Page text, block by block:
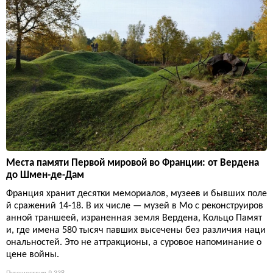
Места памяти Первой мировой во Франции: от Вердена
до Шмен-де-Дам
Франция хранит десятки мемориалов, музеев и бывших поле
й сражений 14-18. В их числе — музей в Мо с реконструиров
анной траншеей, израненная земля Вердена, Кольцо Памят
и, где имена 580 тысяч павших высечены без различия наци
ональностей. Это не аттракционы, а суровое напоминание о
цене войны.